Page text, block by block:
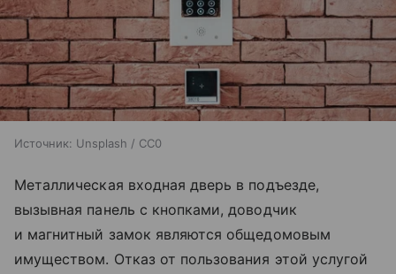
Источник: Unsplash / CC0
Металлическая входная дверь в подъезде,
вызывная панель с кнопками, доводчик
и магнитный замок являются общедомовым
имуществом. Отказ от пользования этой услугой